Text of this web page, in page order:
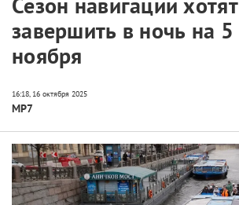
завершить в ночь на 5
ноября
МР7